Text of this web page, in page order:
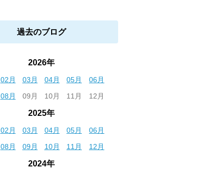
過去のブログ
2026年
02月 03月 04月 05月
06月
08月 09月 10月 11月 12月
2025年
02月 03月 04月 05月
06月
08月 09月 10月 11月 12月
2024年